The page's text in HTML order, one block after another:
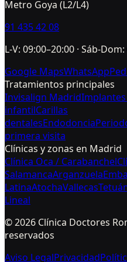
Metro Goya (L2/L4)
91 435 42 08
L-V: 09:00–20:00 · Sáb-
Google MapsWhatsApp
Tratamientos principales
Invisalign Madrid
infantilCarillas
dentalesEndodoncia
primera visita
Clínicas y zonas en Madrid
Clínica Oca / Carabanchel
SalamancaArganzuela
LatinaAtochaVallecas
Lineal
©2026 Clínica Doctores
reservados
Aviso LegalPrivacidad